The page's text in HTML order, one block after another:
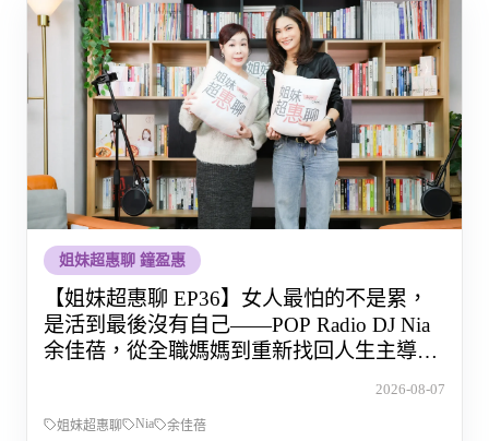
姐妹超惠聊 鐘盈惠
【姐妹超惠聊 EP36】女人最怕的不是累，
是活到最後沒有自己——POP Radio DJ Nia
余佳蓓，從全職媽媽到重新找回人生主導權
2026-08-07
姐妹超惠聊 Nia 余佳蓓